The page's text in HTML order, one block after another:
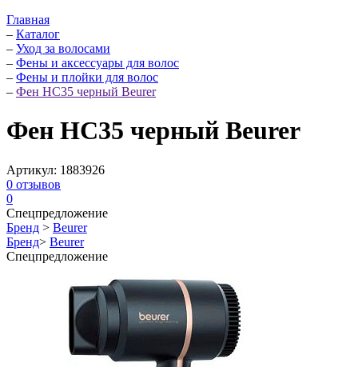
Главная
– Каталог
– Уход за волосами
– Фены и аксессуары для волос
– Фены и плойки для волос
– Фен HC35 черный Beurer
Фен HC35 черный Beurer
Артикул: 1883926
0 отзывов
0
Спецпредложение
Бренд > Beurer
Бренд> Beurer
Спецпредложение